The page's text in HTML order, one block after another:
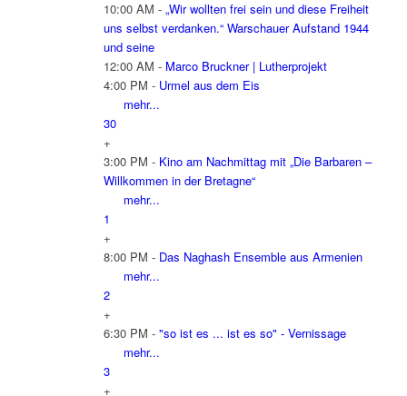
10:00 AM - „Wir wollten frei sein und diese Freiheit
uns selbst verdanken.“ Warschauer Aufstand 1944
und seine
12:00 AM - Marco Bruckner | Lutherprojekt
4:00 PM - Urmel aus dem Eis
mehr...
30
+
3:00 PM - Kino am Nachmittag mit „Die Barbaren –
Willkommen in der Bretagne“
mehr...
1
+
8:00 PM - Das Naghash Ensemble aus Armenien
mehr...
2
+
6:30 PM - "so ist es ... ist es so" - Vernissage
mehr...
3
+